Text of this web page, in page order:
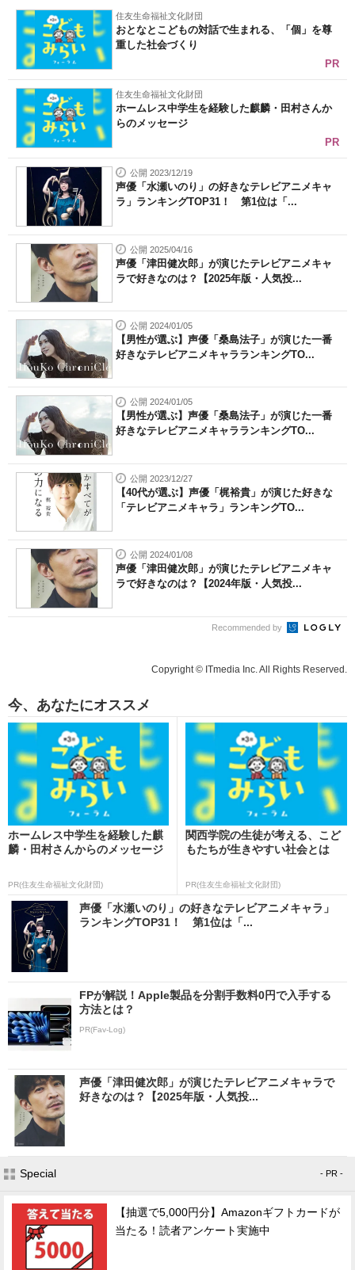
住友生命福祉文化財団
おとなとこどもの対話で生まれる、「個」を尊
重した社会づくり
PR
住友生命福祉文化財団
ホームレス中学生を経験した麒麟・田村さんか
らのメッセージ
PR
公開 2023/12/19
声優「水瀬いのり」の好きなテレビアニメキャ
ラ」ランキングTOP31！ 第1位は「...
公開 2025/04/16
声優「津田健次郎」が演じたテレビアニメキャ
ラで好きなのは？【2025年版・人気投...
公開 2024/01/05
【男性が選ぶ】声優「桑島法子」が演じた一番
好きなテレビアニメキャラランキングTO...
公開 2024/01/05
【男性が選ぶ】声優「桑島法子」が演じた一番
好きなテレビアニメキャラランキングTO...
公開 2023/12/27
【40代が選ぶ】声優「梶裕貴」が演じた好きな
「テレビアニメキャラ」ランキングTO...
公開 2024/01/08
声優「津田健次郎」が演じたテレビアニメキャ
ラで好きなのは？【2024年版・人気投...
Recommended by
Copyright © ITmedia Inc. All Rights Reserved.
今、あなたにオススメ
ホームレス中学生を経験した麒
麟・田村さんからのメッセージ
PR(住友生命福祉文化財団)
関西学院の生徒が考える、こど
もたちが生きやすい社会とは
PR(住友生命福祉文化財団)
声優「水瀬いのり」の好きなテレビアニメキャラ」
ランキングTOP31！ 第1位は「...
FPが解説！Apple製品を分割手数料0円で入手する
方法とは？
PR(Fav-Log)
声優「津田健次郎」が演じたテレビアニメキャラで
好きなのは？【2025年版・人気投...
Special - PR -
【抽選で5,000円分】Amazonギフトカードが
当たる！読者アンケート実施中